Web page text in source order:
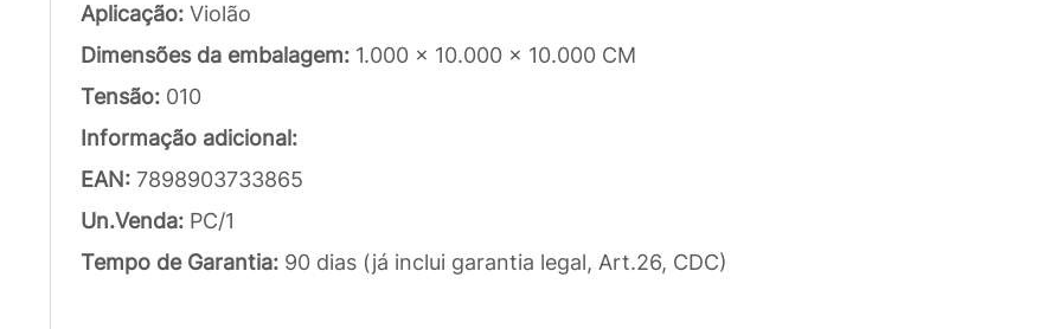
Aplicação: Violão
Dimensões da embalagem: 1.000 x 10.000 x 10.000 CM
Tensão: 010
Informação adicional:
EAN: 7898903733865
Un.Venda: PC/1
Tempo de Garantia: 90 dias (já inclui garantia legal, Art.26, CDC)